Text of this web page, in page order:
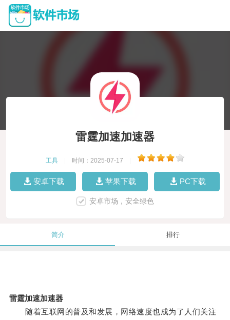
雷霆加速加速器
工具 时间：2025-07-17
安卓下载 苹果下载 PC下载
安卓市场，安全绿色
简介 排行
雷霆加速加速器
随着互联网的普及和发展，网络速度也成为了人们关注